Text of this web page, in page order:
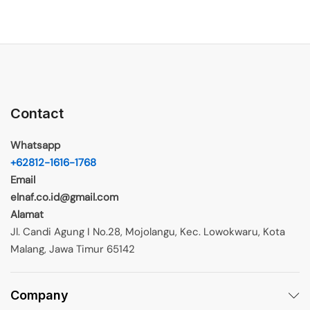
Contact
Whatsapp
+62812-1616-1768
Email
elnaf.co.id@gmail.com
Alamat
Jl. Candi Agung I No.28, Mojolangu, Kec. Lowokwaru, Kota
Malang, Jawa Timur 65142
Company